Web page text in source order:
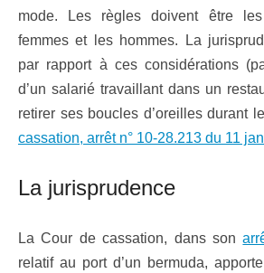
mode. Les règles doivent être
femmes et les hommes. La
par rapport à ces considérations
d’un salarié travaillant dans un
retirer ses boucles d’oreilles durant
cassation, arrêt n° 10-28.213 du 11
La jurisprudence
La Cour de cassation, dans son
relatif au port d’un bermuda,